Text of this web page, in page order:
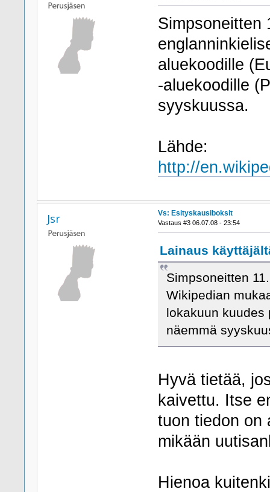
Simpsoneitten
aluekoodille
-aluekoodille
syyskuussa.
Lähde:
http://
Jsr Vs: Esityskausiboksit
Vastaus #3 06.07.08 - 23:54
Lainaus
Simpsoneitten
Wikipedian
lokakuun kuudes
näemmä
Hyvä tietää,
kaivettu. Itse
tuon tiedon on
mikään
Hienoa